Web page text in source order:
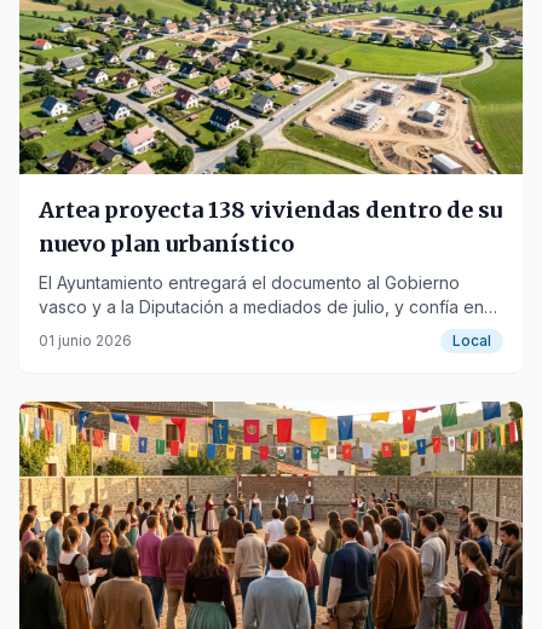
Artea proyecta 138 viviendas dentro de su
nuevo plan urbanístico
El Ayuntamiento entregará el documento al Gobierno
vasco y a la Diputación a mediados de julio, y confía en
que esté aprobado para 2027.
01 junio 2026 Local